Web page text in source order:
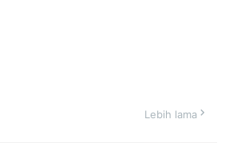
Lebih lama